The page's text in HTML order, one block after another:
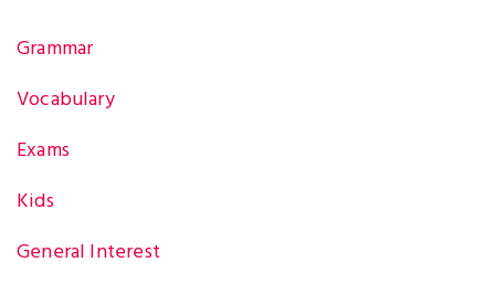
t
i
o
Grammar
Vocabulary
Exams
Kids
General Interest